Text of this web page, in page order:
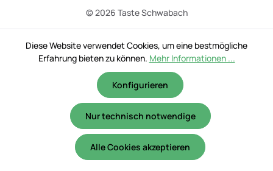
© 2026 Taste Schwabach
Diese Website verwendet Cookies, um eine bestmögliche
Erfahrung bieten zu können. Mehr Informationen ...
Nur technisch notwendige
Konfigurieren
Alle Cookies akzeptieren